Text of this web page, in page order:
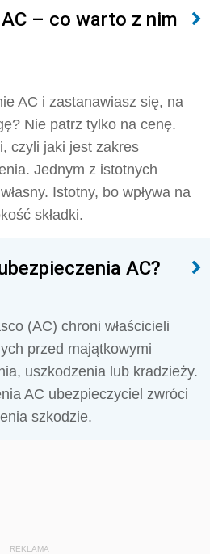
AC – co warto z nim
AC i zastanawiasz się, na
Nie patrz tylko na cenę.
czyli jaki jest zakres
Jednym z istotnych
Istotny, bo wpływa na
składki.
AC?
(AC) chroni właścicieli
przed majątkowymi
uszkodzenia lub kradzieży.
AC ubezpieczyciel zwróci
szkodzie.
REKLAMA